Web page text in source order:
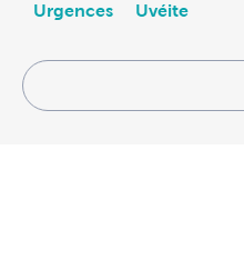
Urgences Uvéite